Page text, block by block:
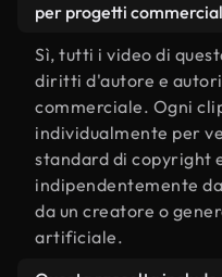
per progetti
Sì, tutti i video di
diritti d'autore e
commerciale. Ogni
individualmente per
standard di copyright
indipendentemente
da un creatore o
artificiale.